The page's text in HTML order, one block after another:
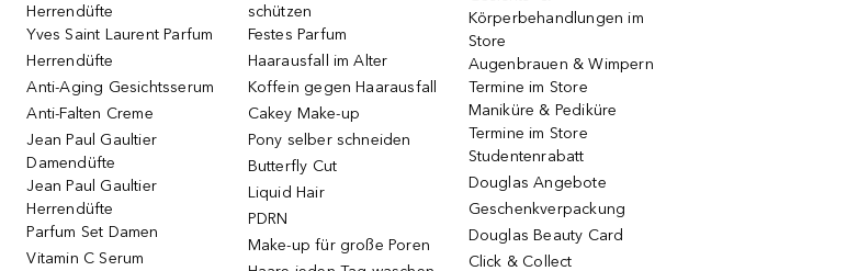
Herrendüfte
Yves Saint Laurent Parfum
Herrendüfte
Anti-Aging Gesichtsserum
Anti-Falten Creme
Jean Paul Gaultier
Damendüfte
Jean Paul Gaultier
Herrendüfte
Parfum Set Damen
Vitamin C Serum
schützen
Festes Parfum
Haarausfall im Alter
Koffein gegen Haarausfall
Cakey Make-up
Pony selber schneiden
Butterfly Cut
Liquid Hair
PDRN
Make-up für große Poren
Körperbehandlungen im
Store
Augenbrauen & Wimpern
Termine im Store
Maniküre & Pediküre
Termine im Store
Studentenrabatt
Douglas Angebote
Geschenkverpackung
Douglas Beauty Card
Click & Collect